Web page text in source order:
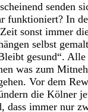
senden
funktioniert? In
sonst immer
selbst
gesund“.
was zum
Vor dem
die Kölner
dass immer nur